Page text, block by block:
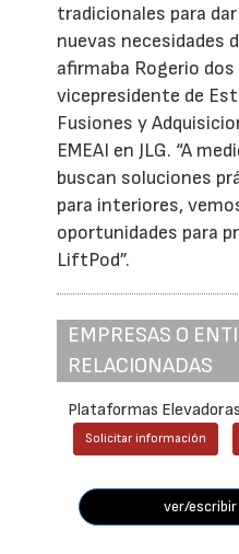
tradicionales para
nuevas necesidades
afirmaba Rogerio
vicepresidente de
Fusiones y
EMEAI en JLG. “A
buscan soluciones
para interiores,
oportunidades para
LiftPod”.
EMPRESAS O
RELACIONADAS
Plataformas
Solicitar información
ver/